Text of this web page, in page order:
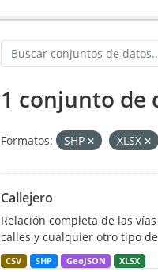
1 conjunto de
Formatos: SHP XLSX
Callejero
Relación completa de las
calles y cualquier otro tipo
CSV SHP GeoJSON XLSX